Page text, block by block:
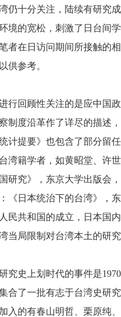
仍十分关注，陆续有研究
境的宽松，刺激了日台间
者在日访问期间所接触的
供参考。
行回顾性关注的是应中国
制度沿革作了详尽的描述
计提要》也包含了部分留
湾籍学者，如黄昭堂、许
研究》，东京大学出版会，
《日本统治下的台湾》，
民共和国的成立，日本国
当局限制对台湾本土的研
究史上划时代的事件是1970
合了一批有志于台湾史研
入的有春山明哲、栗原纯